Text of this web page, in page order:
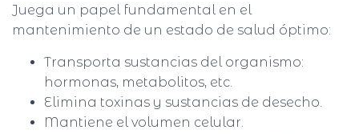
Juega un papel fundamental en el
mantenimiento de un estado de salud óptimo:
Transporta sustancias del organismo:
hormonas, metabolitos, etc.
Elimina toxinas y sustancias de desecho.
Mantiene el volumen celular.